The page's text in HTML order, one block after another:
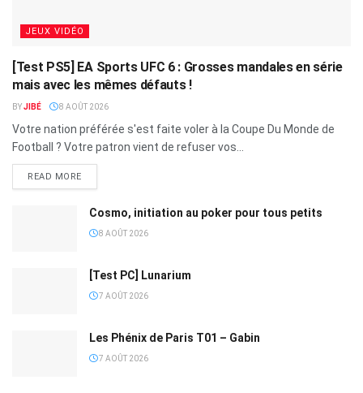
JEUX VIDÉO
[Test PS5] EA Sports UFC 6 : Grosses mandales en série
mais avec les mêmes défauts !
BYJIBÉ 8 AOÛT 2026
Votre nation préférée s'est faite voler à la Coupe Du Monde de
Football ? Votre patron vient de refuser vos...
READ MORE
Cosmo, initiation au poker pour tous petits
8 AOÛT 2026
[Test PC] Lunarium
7 AOÛT 2026
Les Phénix de Paris T01 – Gabin
7 AOÛT 2026